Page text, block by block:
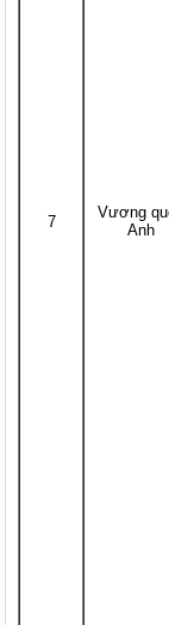
7
Vương
Anh